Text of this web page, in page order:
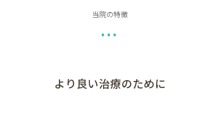
当院の特徴
•••
より良い治療のために